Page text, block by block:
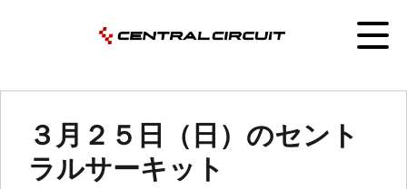
３月２５日（日）のセント
ラルサーキット